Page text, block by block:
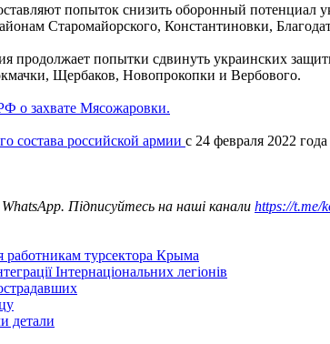
попыток снизить оборонный потенциал
Старомайорского, Константиновки,
продолжает попытки сдвинуть украинских
Щербаков, Новопрокопки и Вербового.
о захвате Мясожаровки.
состава российской армии с 24 февраля 2022
Підписуйтесь на наші канали https://t.me/
работникам турсектора Крыма
Інтернаціональних легіонів
детали